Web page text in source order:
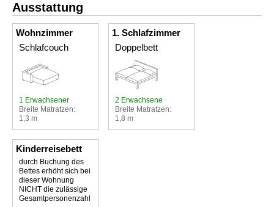
Ausstattung
Wohnzimmer
Schlafcouch
1 Erwachsener
Breite Matratzen:
1,3 m
1. Schlafzimmer
Doppelbett
2 Erwachsene
Breite Matratzen:
1,8 m
Kinderreisebett
durch Buchung des
Bettes erhöht sich bei
dieser Wohnung
NICHT die zulässige
Gesamtpersonenzahl